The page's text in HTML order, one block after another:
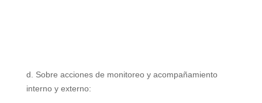
d. Sobre acciones de monitoreo y acompañamiento
interno y externo: